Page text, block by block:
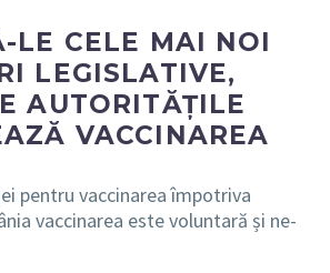
LE CELE MAI NOI
LEGISLATIVE,
AUTORITĂȚILE
VACCINAREA
pentru vaccinarea împotriva
vaccinarea este voluntară și ne-